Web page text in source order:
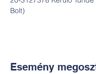
Bolt)
Esemény